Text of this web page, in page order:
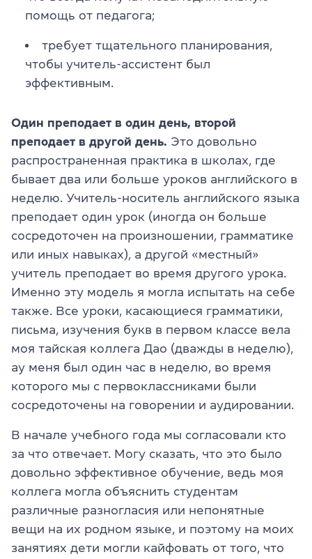
помощь от педагога;
требует тщательного планирования,
чтобы учитель-ассистент был
эффективным.
Один преподает в один день, второй
преподает в другой день. Это довольно
распространенная практика в школах, где
бывает два или больше уроков английского в
неделю. Учитель-носитель английского языка
преподает один урок (иногда он больше
сосредоточен на произношении, грамматике
или иных навыках), а другой «местный»
учитель преподает во время другого урока.
Именно эту модель я могла испытать на себе
также. Все уроки, касающиеся грамматики,
письма, изучения букв в первом классе вела
моя тайская коллега Дао (дважды в неделю),
ау меня был один час в неделю, во время
которого мы с первоклассниками были
сосредоточены на говорении и аудировании.
В начале учебного года мы согласовали кто
за что отвечает. Могу сказать, что это было
довольно эффективное обучение, ведь моя
коллега могла объяснить студентам
различные разногласия или непонятные
вещи на их родном языке, и поэтому на моих
занятиях дети могли кайфовать от того, что